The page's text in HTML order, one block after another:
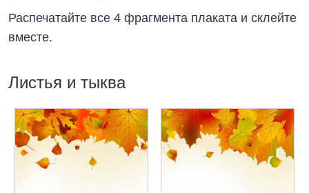
Распечатайте все 4 фрагмента плаката и склейте
вместе.
Листья и тыква